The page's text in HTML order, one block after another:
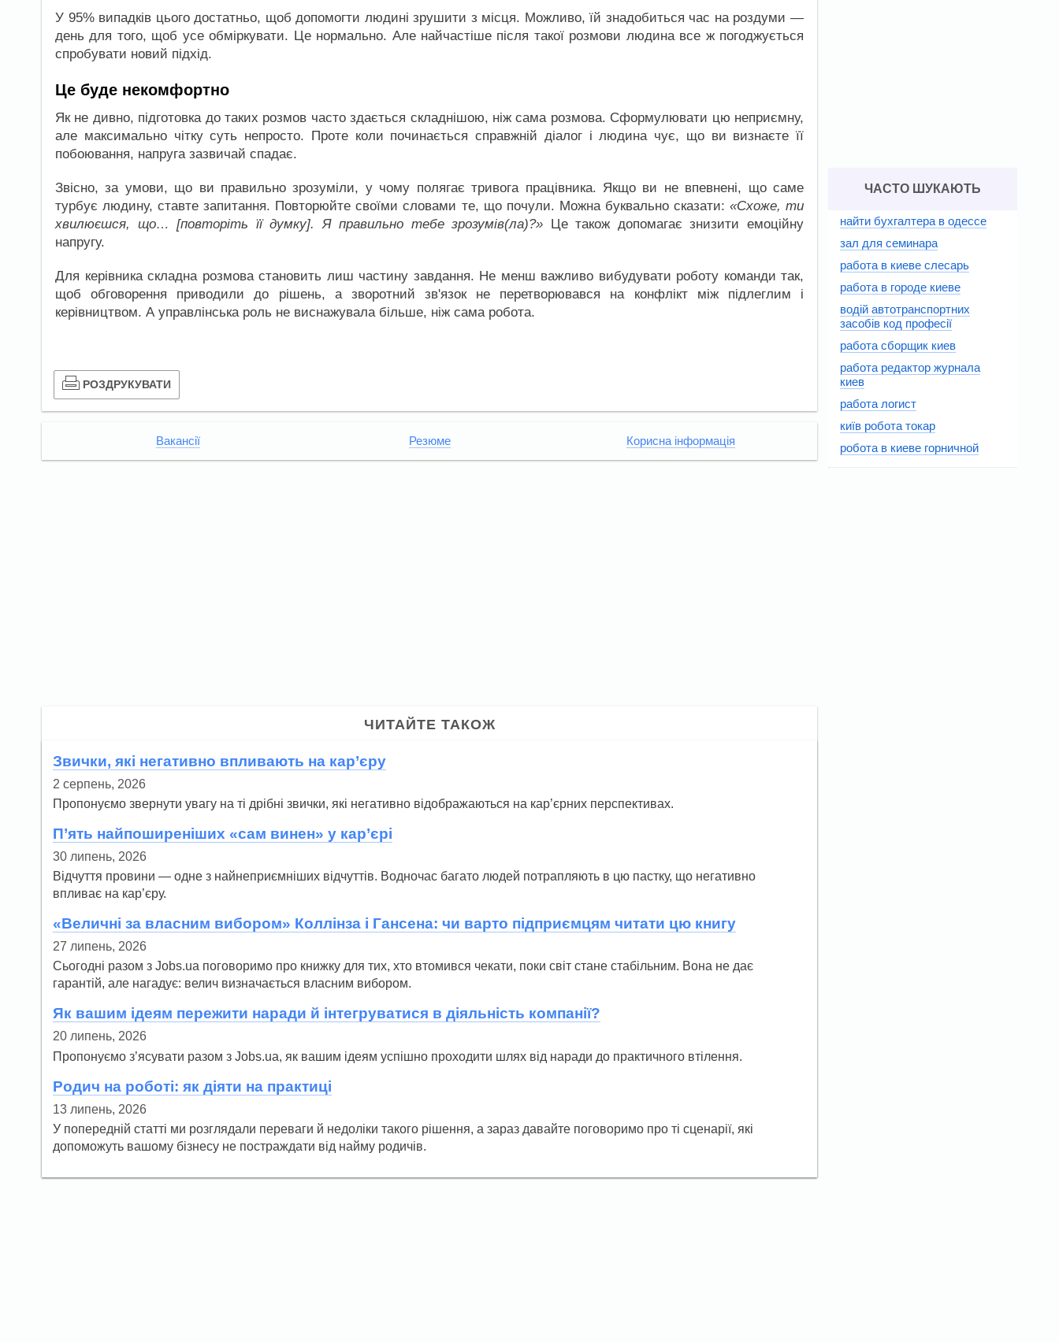
У 95% випадків цього достатньо, щоб допомогти людині зрушити з місця. Можливо, їй знадобиться час на роздуми —
день для того, щоб усе обміркувати. Це нормально. Але найчастіше після такої розмови людина все ж погоджується
спробувати новий підхід.
Це буде некомфортно
Як не дивно, підготовка до таких розмов часто здається складнішою, ніж сама розмова. Сформулювати цю неприємну,
але максимально чітку суть непросто. Проте коли починається справжній діалог і людина чує, що ви визнаєте її
побоювання, напруга зазвичай спадає.
Звісно, за умови, що ви правильно зрозуміли, у чому полягає тривога працівника. Якщо ви не впевнені, що саме
турбує людину, ставте запитання. Повторюйте своїми словами те, що почули. Можна буквально сказати: «Схоже, ти
хвилюєшся, що… [повторіть її думку]. Я правильно тебе зрозумів(ла)?» Це також допомагає знизити емоційну
напругу.
Для керівника складна розмова становить лиш частину завдання. Не менш важливо вибудувати роботу команди так,
щоб обговорення приводили до рішень, а зворотний зв'язок не перетворювався на конфлікт між підлеглим і
керівництвом. А управлінська роль не виснажувала більше, ніж сама робота.
РОЗДРУКУВАТИ
Вакансії Резюме Корисна інформація
ЧИТАЙТЕ ТАКОЖ
Звички, які негативно впливають на кар’єру
2 серпень, 2026
Пропонуємо звернути увагу на ті дрібні звички, які негативно відображаються на кар’єрних перспективах.
П’ять найпоширеніших «сам винен» у кар’єрі
30 липень, 2026
Відчуття провини — одне з найнеприємніших відчуттів. Водночас багато людей потрапляють в цю пастку, що негативно
впливає на кар’єру.
«Величні за власним вибором» Коллінза і Гансена: чи варто підприємцям читати цю книгу
27 липень, 2026
Сьогодні разом з Jobs.ua поговоримо про книжку для тих, хто втомився чекати, поки світ стане стабільним. Вона не дає
гарантій, але нагадує: велич визначається власним вибором.
Як вашим ідеям пережити наради й інтегруватися в діяльність компанії?
20 липень, 2026
Пропонуємо з’ясувати разом з Jobs.ua, як вашим ідеям успішно проходити шлях від наради до практичного втілення.
Родич на роботі: як діяти на практиці
13 липень, 2026
У попередній статті ми розглядали переваги й недоліки такого рішення, а зараз давайте поговоримо про ті сценарії, які
допоможуть вашому бізнесу не постраждати від найму родичів.
ЧАСТО ШУКАЮТЬ
найти бухгалтера в одессе
зал для семинара
работа в киеве слесарь
работа в городе киеве
водій автотранспортних
засобів код професії
работа сборщик киев
работа редактор журнала
киев
работа логист
київ робота токар
робота в киеве горничной